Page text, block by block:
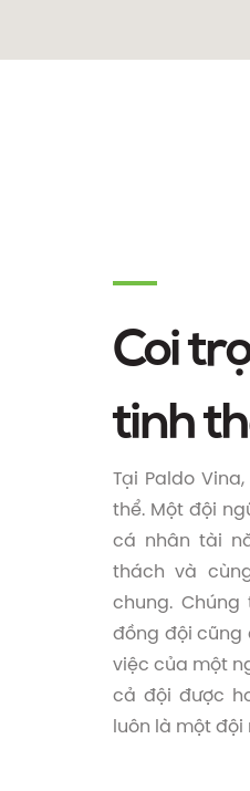
Coi
tinh
Tại Paldo
thể. Một đội
cá nhân tài
thách và
chung.
đồng đội cũng
việc của một
cả đội được
luôn là một